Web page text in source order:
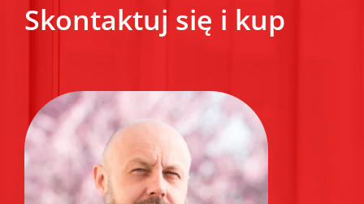
Skontaktuj się i kup